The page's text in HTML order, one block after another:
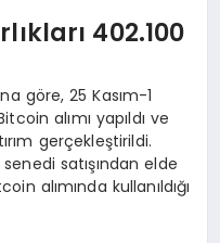
402.100
göre, 25 Kasım-1
alımı yapıldı ve
gerçekleştirildi.
senedi satışından elde
alımında kullanıldığı